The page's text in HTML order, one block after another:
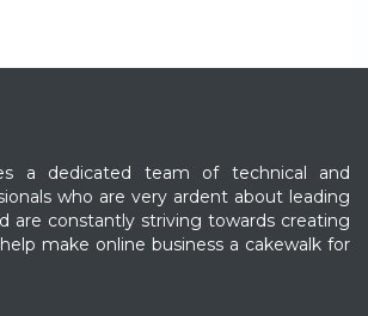
a dedicated team of technical and
who are very ardent about leading
are constantly striving towards creating
make online business a cakewalk for